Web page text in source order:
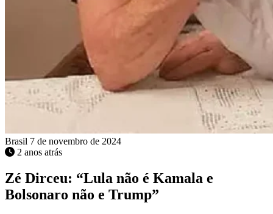
Brasil 7 de novembro de 2024
2 anos atrás
Zé Dirceu: “Lula não é Kamala e
Bolsonaro não e Trump”